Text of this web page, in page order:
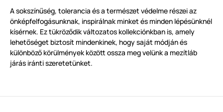
A sokszínűség, tolerancia és a természet védelme részei az
önképfelfogásunknak, inspirálnak minket és minden lépésünknél
kísérnek. Ez tükröződik változatos kollekciónkban is, amely
lehetőséget biztosít mindenkinek, hogy saját módján és
különböző körülmények között ossza meg velünk a mezítláb
járás iránti szeretetünket.